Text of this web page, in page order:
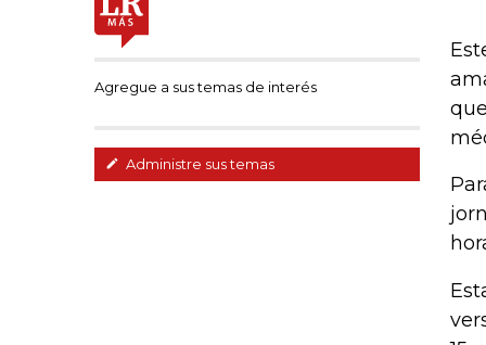
Agregue a sus temas de interés
Administre sus temas